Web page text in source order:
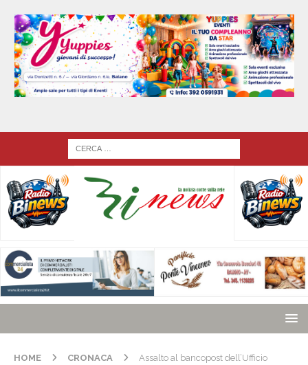
HOME CRONACA
Assalto al bancopost dell’Ufficio